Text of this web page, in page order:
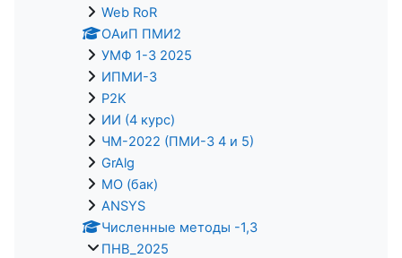
Web RoR
ОАиП ПМИ2
УМФ 1-3 2025
ИПМИ-3
P2K
ИИ (4 курс)
ЧМ-2022 (ПМИ-3 4 и 5)
GrAlg
МО (бак)
ANSYS
Численные методы -1,3
ПНВ_2025